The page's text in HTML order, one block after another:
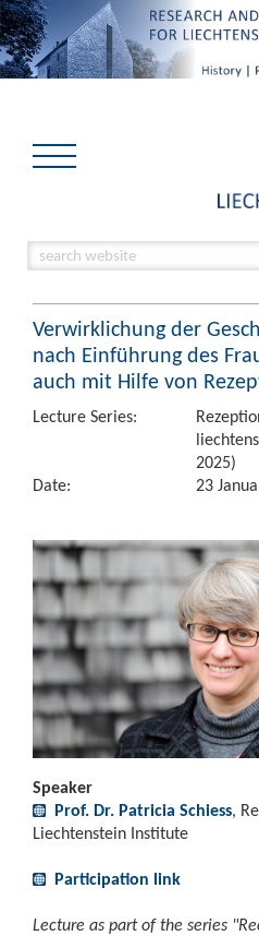
Verwirklichung der
nach Einführung des
auch mit Hilfe von
Lecture Series:
2025)
Date:
23
Speaker
Prof. Dr. Patricia Schiess,
Liechtenstein Institute
Participation link
Lecture as part of the series